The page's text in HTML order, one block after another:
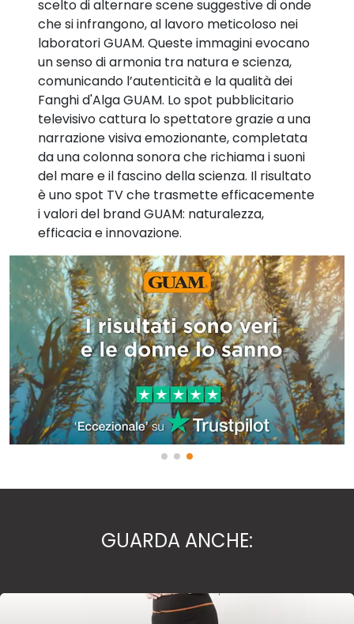
scelto di alternare scene suggestive di onde
che si infrangono, al lavoro meticoloso nei
laboratori GUAM. Queste immagini evocano
un senso di armonia tra natura e scienza,
comunicando l’autenticità e la qualità dei
Fanghi d'Alga GUAM. Lo spot pubblicitario
televisivo cattura lo spettatore grazie a una
narrazione visiva emozionante, completata
da una colonna sonora che richiama i suoni
del mare e il fascino della scienza. Il risultato
è uno spot TV che trasmette efficacemente
i valori del brand GUAM: naturalezza,
efficacia e innovazione.
GUARDA ANCHE: